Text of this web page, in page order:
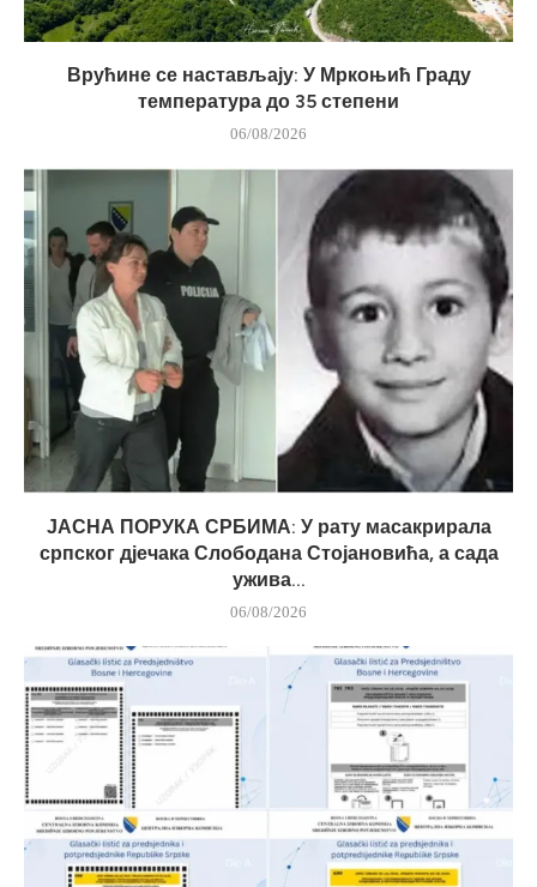
Врућине се настављају: У Мркоњић Граду
температура до 35 степени
06/08/2026
ЈАСНА ПОРУКА СРБИМА: У рату масакрирала
српског дјечака Слободана Стојановића, а сада
ужива...
06/08/2026